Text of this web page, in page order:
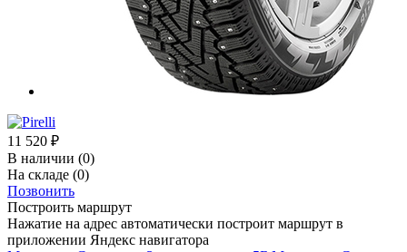
11 520 ₽
В наличии (0)
На складе (0)
Позвонить
Построить маршрут
Нажатие на адрес автоматически построит маршрут в
приложении Яндекс навигатора